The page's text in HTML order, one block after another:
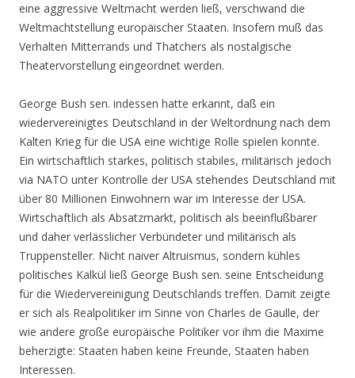
eine aggressive Weltmacht werden ließ, verschwand die
Weltmachtstellung europäischer Staaten. Insofern muß das
Verhalten Mitterrands und Thatchers als nostalgische
Theatervorstellung eingeordnet werden.
George Bush sen. indessen hatte erkannt, daß ein
wiedervereinigtes Deutschland in der Weltordnung nach dem
Kalten Krieg für die USA eine wichtige Rolle spielen konnte.
Ein wirtschaftlich starkes, politisch stabiles, militärisch jedoch
via NATO unter Kontrolle der USA stehendes Deutschland mit
über 80 Millionen Einwohnern war im Interesse der USA.
Wirtschaftlich als Absatzmarkt, politisch als beeinflußbarer
und daher verlässlicher Verbündeter und militärisch als
Truppensteller. Nicht naiver Altruismus, sondern kühles
politisches Kalkül ließ George Bush sen. seine Entscheidung
für die Wiedervereinigung Deutschlands treffen. Damit zeigte
er sich als Realpolitiker im Sinne von Charles de Gaulle, der
wie andere große europäische Politiker vor ihm die Maxime
beherzigte: Staaten haben keine Freunde, Staaten haben
Interessen.